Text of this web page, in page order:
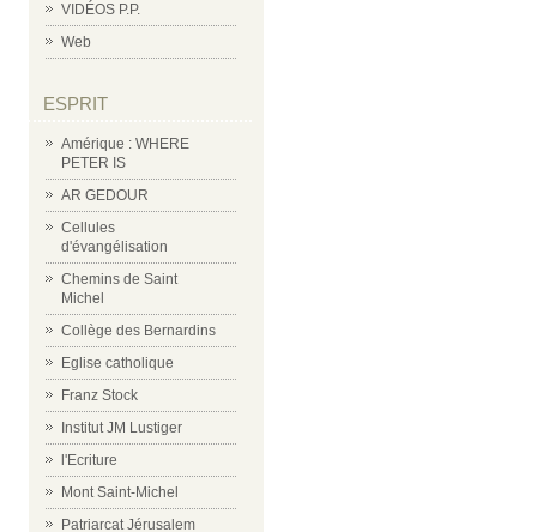
VIDÉOS P.P.
Web
ESPRIT
Amérique : WHERE
PETER IS
AR GEDOUR
Cellules
d'évangélisation
Chemins de Saint
Michel
Collège des Bernardins
Eglise catholique
Franz Stock
Institut JM Lustiger
l'Ecriture
Mont Saint-Michel
Patriarcat Jérusalem